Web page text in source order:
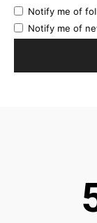
Notify me of
Notify me of